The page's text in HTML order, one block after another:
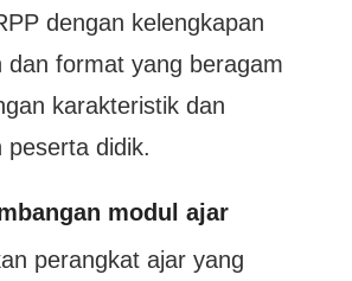
dengan kelengkapan
dan format yang beragam
karakteristik dan
peserta didik.
modul ajar
perangkat ajar yang